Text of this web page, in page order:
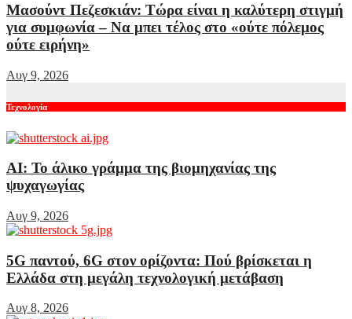
Μασούντ Πεζεσκιάν: Τώρα είναι η καλύτερη στιγμή
για συμφωνία – Να μπει τέλος στο «ούτε πόλεμος
ούτε ειρήνη»
Αυγ 9, 2026
Τεχνολογία
AI: Το άλικο γράμμα της βιομηχανίας της
ψυχαγωγίας
Αυγ 9, 2026
5G παντού, 6G στον ορίζοντα: Πού βρίσκεται η
Ελλάδα στη μεγάλη τεχνολογική μετάβαση
Αυγ 8, 2026